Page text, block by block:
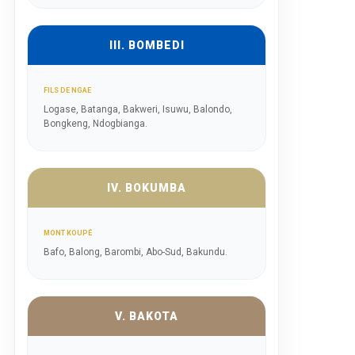
III. BOMBEDI
FILS DE NGAE
Logase, Batanga, Bakweri, Isuwu, Balondo,
Bongkeng, Ndogbianga.
IV. BOKUMBA
MONT KOUPÉ
Bafo, Balong, Barombi, Abo-Sud, Bakundu.
V. BAKOTA